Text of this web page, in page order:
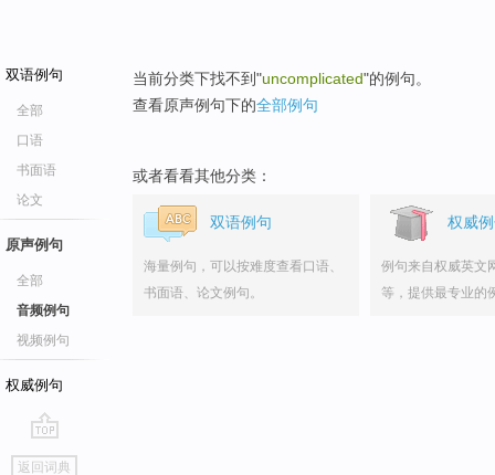
双语例句
全部
口语
书面语
论文
原声例句
全部
音频例句
视频例句
权威例句
go
返回词典
当前分类下找不到"uncomplicated"的例句。
查看原声例句下的全部例句
或者看看其他分类：
双语例句
海量例句，可以按难度查看口语、
书面语、论文例句。
权威
例句来自权威英文
等，提供最专业的